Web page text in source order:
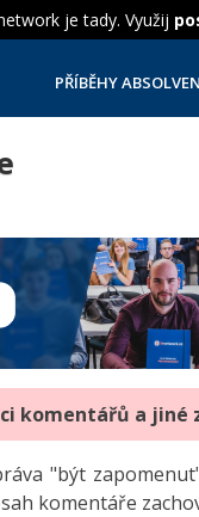
je tady. Využij
PŘÍBĚHY
komentářů a jiné
"být
komentáře